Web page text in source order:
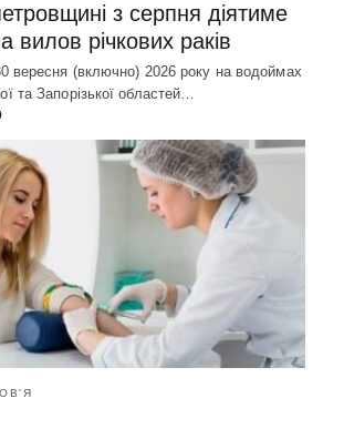
з серпня діятиме
вилов річкових раків
вересня (включно) 2026 року на водоймах
та Запорізької областей…